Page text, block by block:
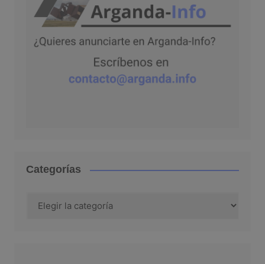
Categorías